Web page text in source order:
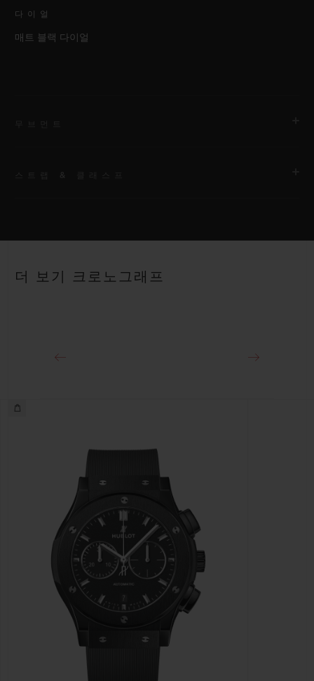
다이얼
매트 블랙 다이얼
약 48시간
스트랩
더 보기 크로노그래프